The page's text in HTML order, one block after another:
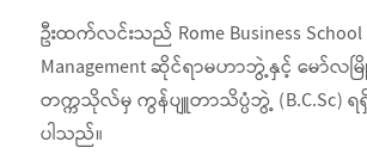
ဦးထက်လင်းသည် Rome Business School
Management ဆိုင်ရာမဟာဘွဲ့နှင့် မော်လ
တက္ကသိုလ်မှ ကွန်ပျူတာသိပ္ပံဘွဲ့ (B.C.Sc) ရ
ပါသည်။